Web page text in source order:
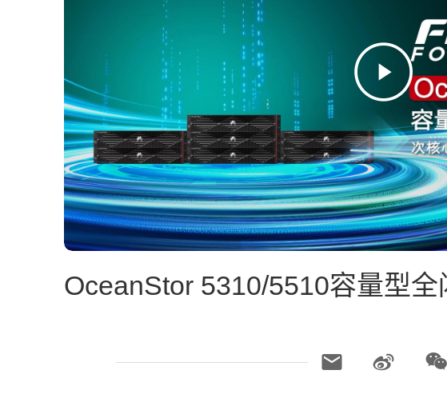
OceanStor 5310/5510容量型